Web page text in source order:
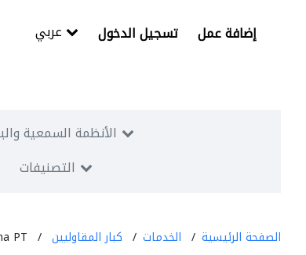
تسجيل الدخول إضافة عمل
الأنظمة السمعية
التصنيفات
الصفحة الرئيسية الخدمات كبار المقاوليين PT